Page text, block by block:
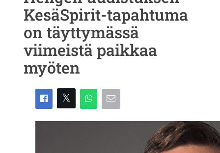
KesäSpirit-tapahtuma
on täyttymässä
viimeistä paikkaa
myöten